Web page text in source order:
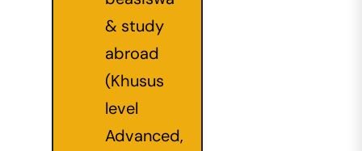
& study
abroad
(Khusus
level
Advanced,